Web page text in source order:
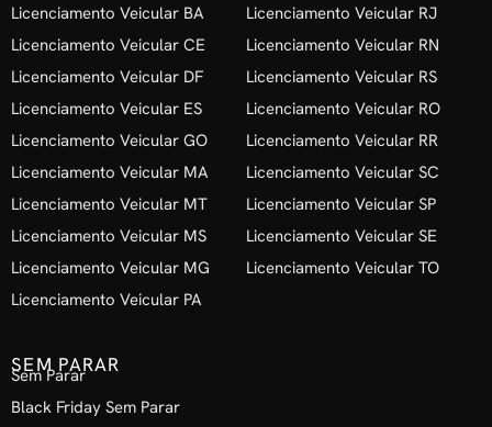
Licenciamento Veicular BA
Licenciamento Veicular CE
Licenciamento Veicular DF
Licenciamento Veicular ES
Licenciamento Veicular GO
Licenciamento Veicular MA
Licenciamento Veicular MT
Licenciamento Veicular MS
Licenciamento Veicular MG
Licenciamento Veicular PA
Licenciamento Veicular RJ
Licenciamento Veicular RN
Licenciamento Veicular RS
Licenciamento Veicular RO
Licenciamento Veicular RR
Licenciamento Veicular SC
Licenciamento Veicular SP
Licenciamento Veicular SE
Licenciamento Veicular TO
SEM PARAR
Sem Parar
Black Friday Sem Parar